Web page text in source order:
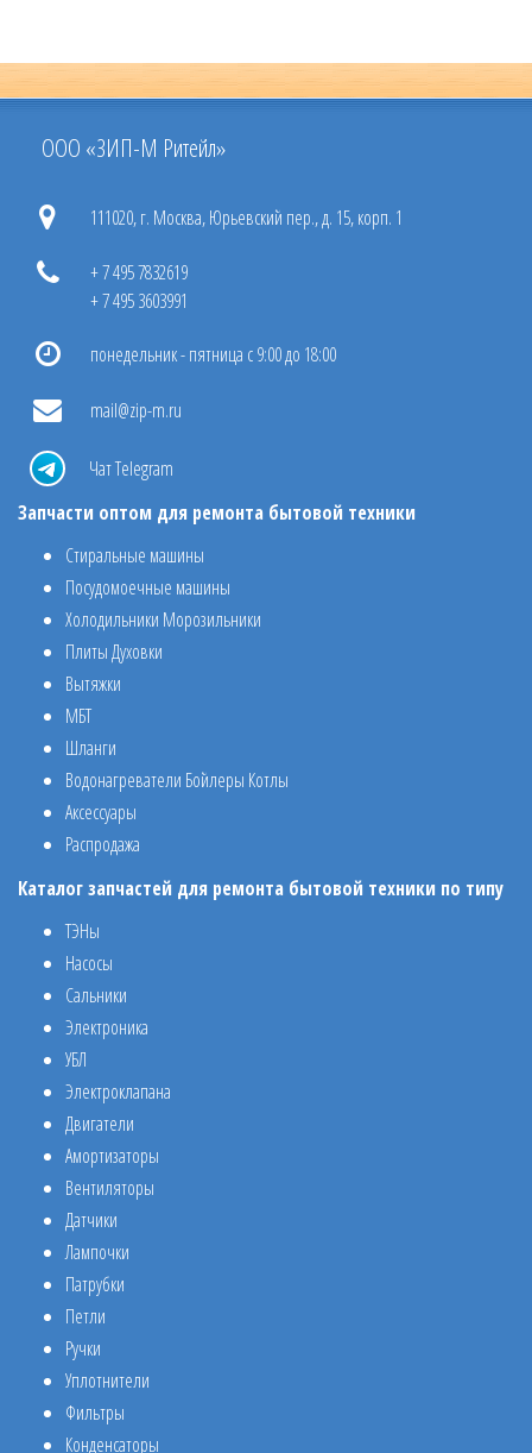
ООО «ЗИП-М Ритейл»
111020, г. Москва, Юрьевский пер., д. 15, корп. 1
+ 7 495 7832619
+ 7 495 3603991
понедельник - пятница с 9:00 до 18:00
mail@zip-m.ru
Чат Telegram
Запчасти оптом для ремонта бытовой техники
Стиральные машины
Посудомоечные машины
Холодильники Морозильники
Плиты Духовки
Вытяжки
МБТ
Шланги
Водонагреватели Бойлеры Котлы
Аксессуары
Распродажа
Каталог запчастей для ремонта бытовой техники по типу
ТЭНы
Насосы
Сальники
Электроника
УБЛ
Электроклапана
Двигатели
Амортизаторы
Вентиляторы
Датчики
Лампочки
Патрубки
Петли
Ручки
Уплотнители
Фильтры
Конденсаторы